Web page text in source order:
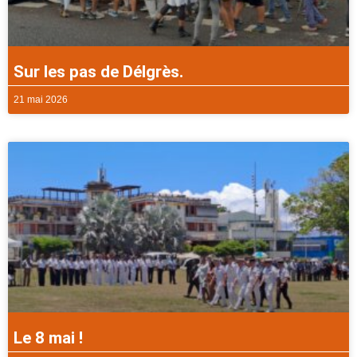
Sur les pas de Délgrès.
21 mai 2026
Le 8 mai !